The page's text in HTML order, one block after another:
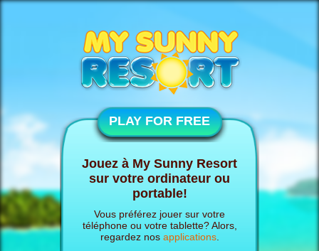
PLAY FOR FREE
Jouez à My Sunny Resort
sur votre ordinateur ou
portable!
Vous préférez jouer sur votre
téléphone ou votre tablette? Alors,
regardez nos applications.